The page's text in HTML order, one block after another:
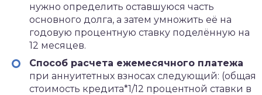
нужно определить оставшуюся часть
основного долга, а затем умножить её на
годовую процентную ставку поделённую на
12 месяцев.
Способ расчета ежемесячного платежа
при аннуитетных взносах следующий: (общая
стоимость кредита*1/12 процентной ставки в